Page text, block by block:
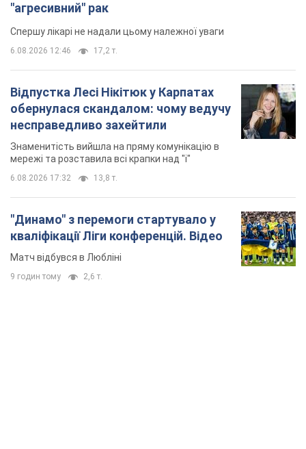
"агресивний" рак
Спершу лікарі не надали цьому належної уваги
6.08.2026 12:46 17,2 т.
Відпустка Лесі Нікітюк у Карпатах
обернулася скандалом: чому ведучу
несправедливо захейтили
Знаменитість вийшла на пряму комунікацію в
мережі та розставила всі крапки над "і"
6.08.2026 17:32 13,8 т.
"Динамо" з перемоги стартувало у
кваліфікації Ліги конференцій. Відео
Матч відбувся в Любліні
9 годин тому 2,6 т.